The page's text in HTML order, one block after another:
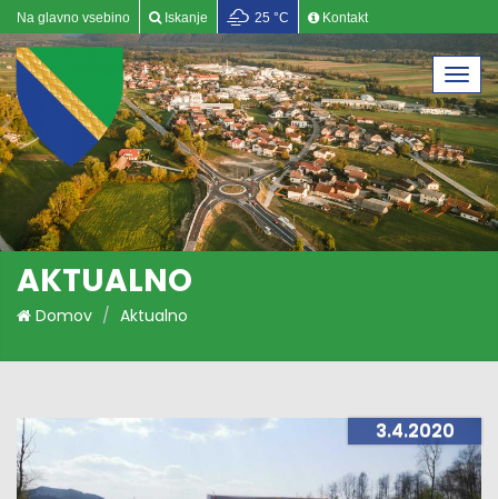
Na glavno vsebino Iskanje 25 °C Kontakt
AKTUALNO
Domov Aktualno
3.4.2020